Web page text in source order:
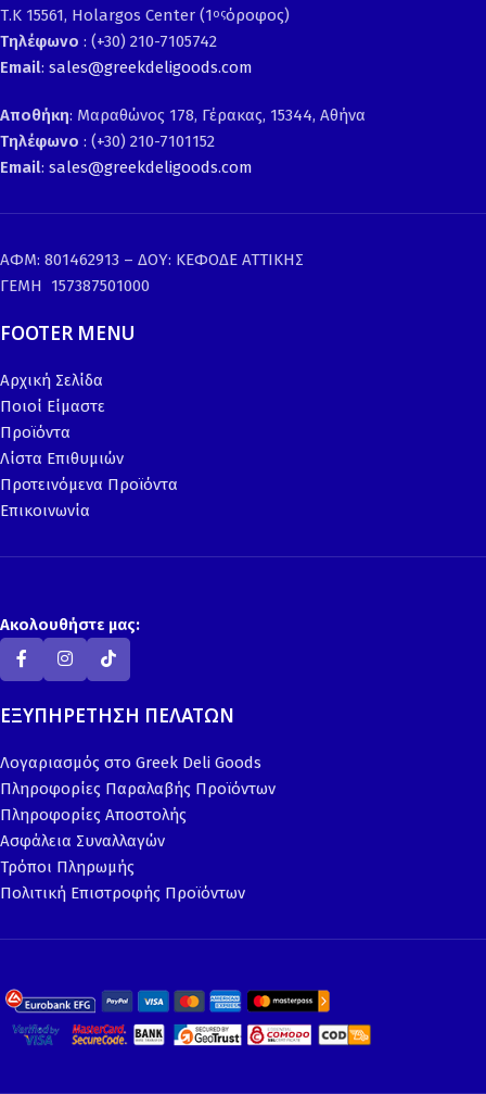
Τ.Κ 15561, Holargos Center (1οςόροφος)
Τηλέφωνο : (+30) 210-7105742
Email: sales@greekdeligoods.com
Αποθήκη: Μαραθώνος 178, Γέρακας, 15344, Αθήνα
Τηλέφωνο : (+30) 210-7101152
Email: sales@greekdeligoods.com
ΑΦΜ: 801462913 – ΔΟΥ: ΚΕΦΟΔΕ ΑΤΤΙΚΗΣ
ΓΕΜΗ 157387501000
FOOTER MENU
Αρχική Σελίδα
Ποιοί Είμαστε
Προϊόντα
Λίστα Επιθυμιών
Προτεινόμενα Προϊόντα
Επικοινωνία
Ακολουθήστε μας:
ΕΞΥΠΗΡΕΤΗΣΗ ΠΕΛΑΤΩΝ
Λογαριασμός στο Greek Deli Goods
Πληροφορίες Παραλαβής Προϊόντων
Πληροφορίες Αποστολής
Ασφάλεια Συναλλαγών
Τρόποι Πληρωμής
Πολιτική Επιστροφής Προϊόντων